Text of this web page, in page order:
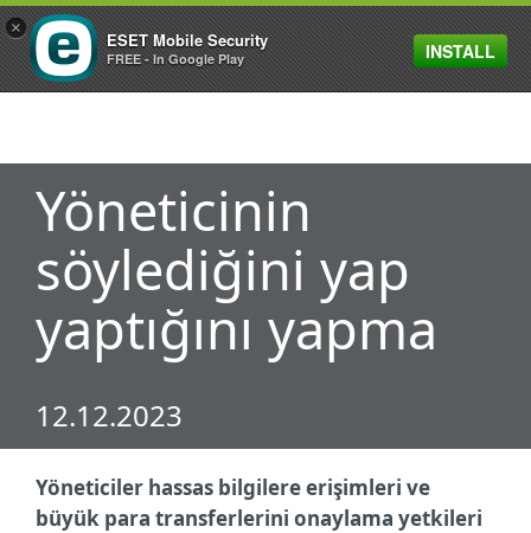
MENU
Yöneticinin
söylediğini yap
yaptığını yapma
12.12.2023
Yöneticiler hassas bilgilere erişimleri ve
büyük para transferlerini onaylama yetkileri
×
ESET Mobile Security
FREE - In Google Play INSTALL